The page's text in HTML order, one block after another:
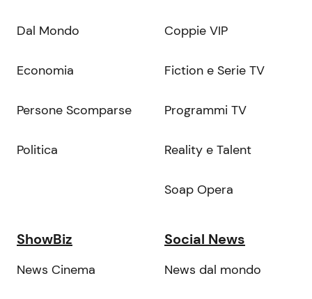
Dal Mondo
Economia
Persone Scomparse
Politica
Coppie VIP
Fiction e Serie TV
Programmi TV
Reality e Talent
Soap Opera
ShowBiz
News Cinema
Social News
News dal mondo